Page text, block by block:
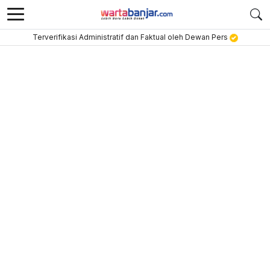
Terverifikasi Administratif dan Faktual oleh Dewan Pers